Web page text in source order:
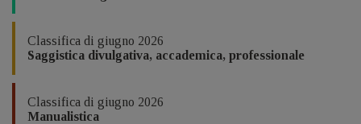
Classifica di giugno 2026
Saggistica divulgativa, accademica, professionale
Classifica di giugno 2026
Manualistica